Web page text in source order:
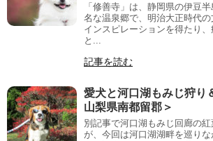
「修善寺」は、静岡県の伊豆
名な温泉郷で、明治大正時代
インスピレーションを得たり
と...
記事を読む
愛犬と河口湖もみじ狩り
山梨県南都留郡＞
別記事で河口湖もみじ回廊の
が、今回は河口湖湖畔を巡り